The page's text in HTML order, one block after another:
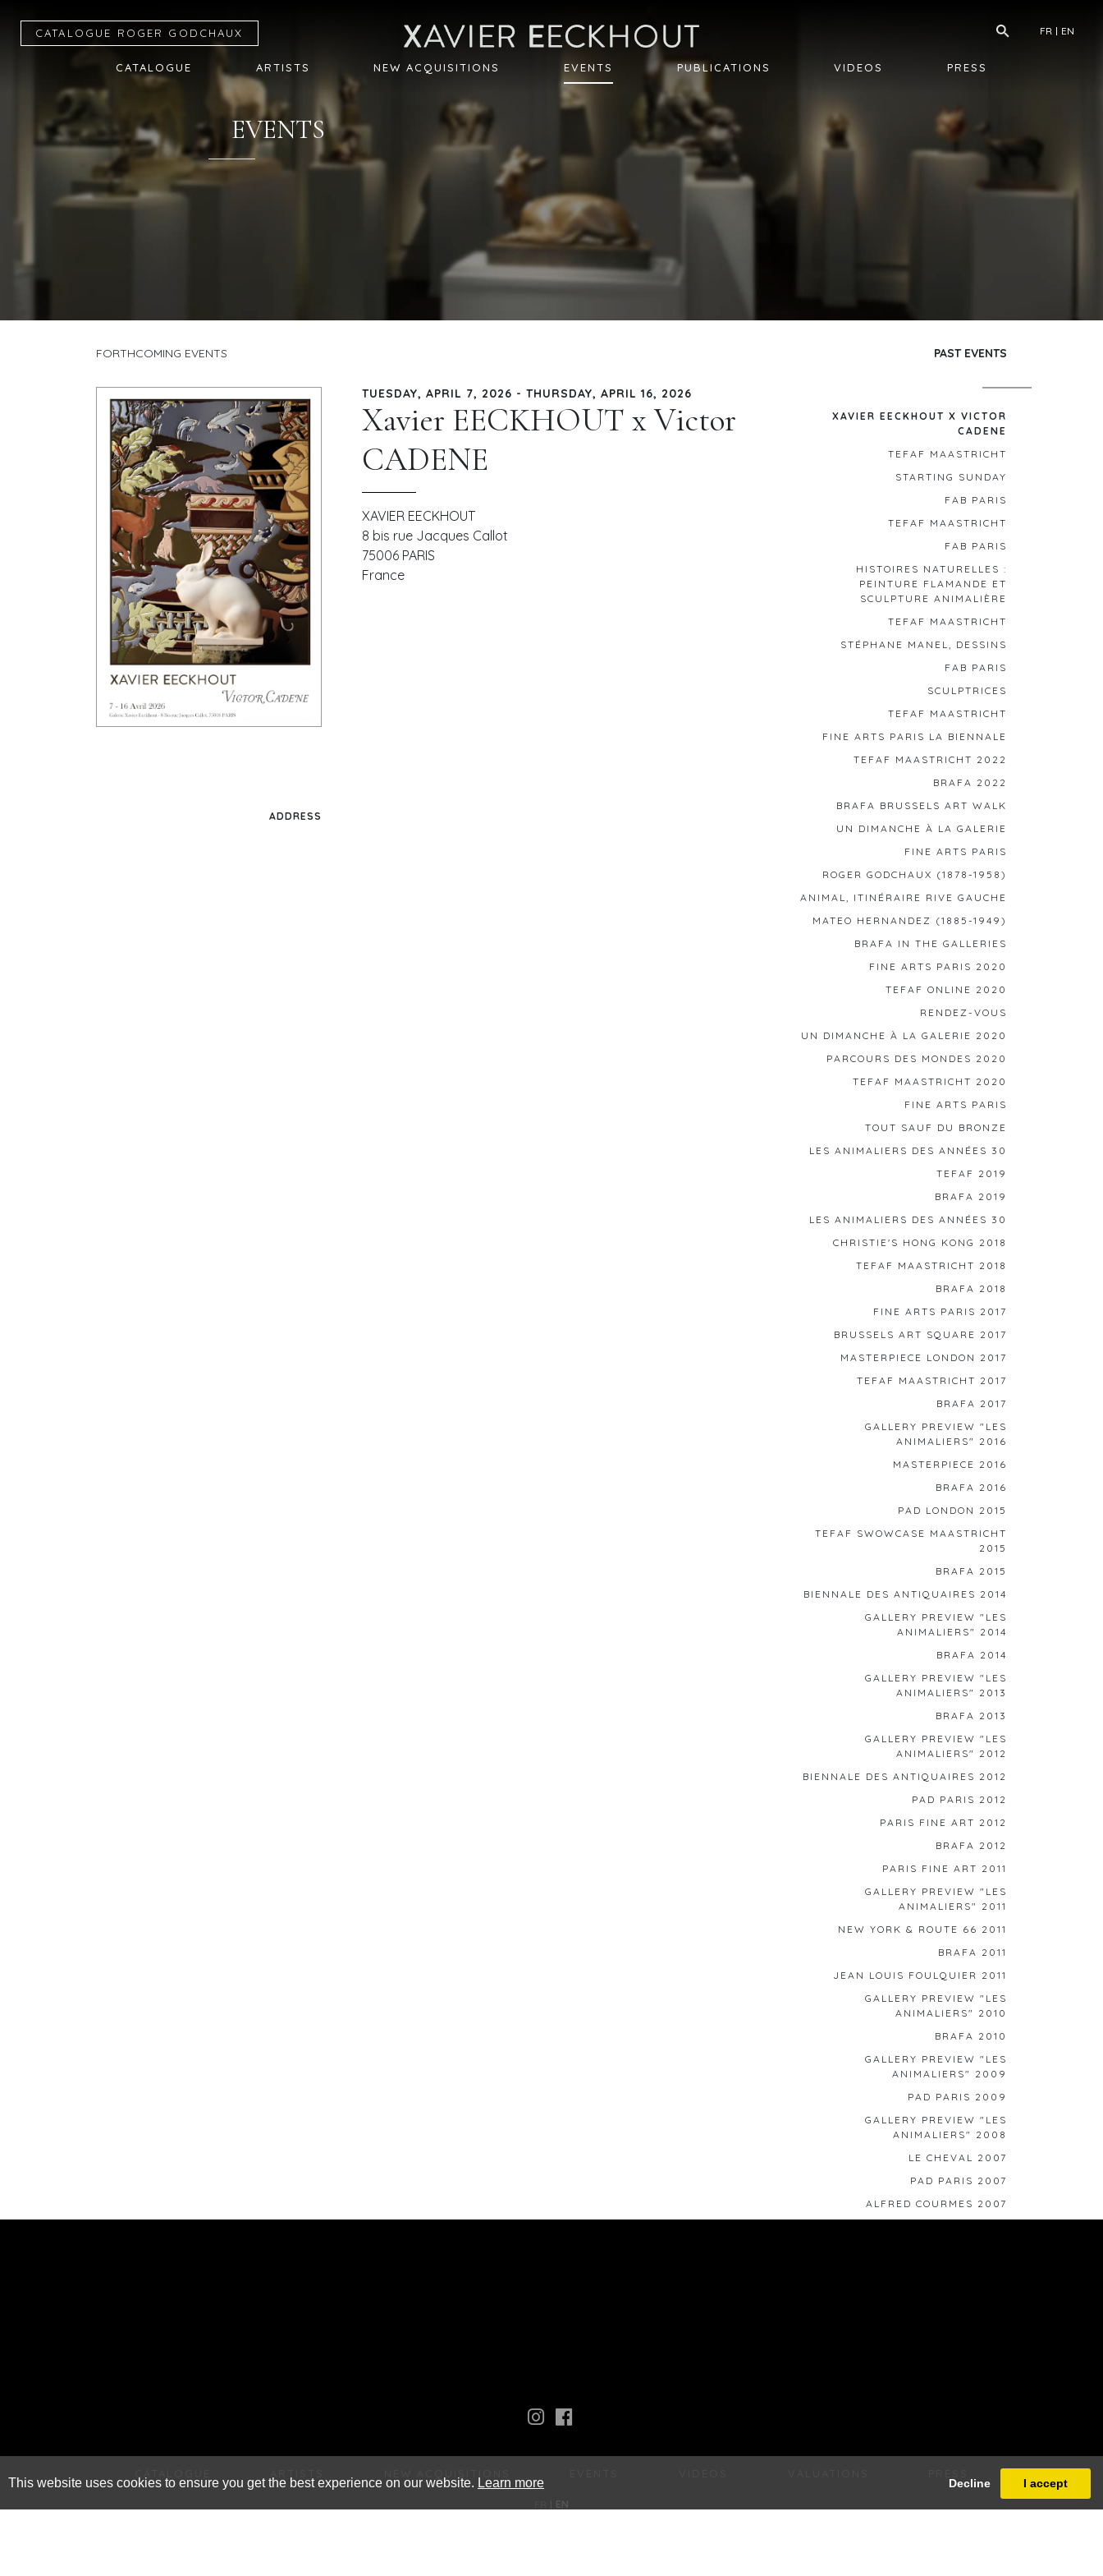
This website uses cookies to ensure you get the best experience on our website. Learn more Decline I accept
FR EN
CATALOGUE ARTISTS NEW ACQUISITIONS EVENTS PUBLICATIONS VIDEOS PRESS
CATALOGUE R OGER G ODCHAUX
EVENTS
FORTHCOMING EVENTS PAST EVENTS
ADDRESS
TUESDAY, APRIL 7, 2026 - THURSDAY, APRIL 16, 2026
Xavier EECKHOUT x Victor
CADENE
XAVIER EECKHOUT
8 bis rue Jacques Callot
75006 PARIS
France
XAVIER EECKHOUT X VICTOR
CADENE
TEFAF MAASTRICHT
STARTING SUNDAY
FAB PARIS
TEFAF MAASTRICHT
FAB PARIS
HISTOIRES NATURELLES :
PEINTURE FLAMANDE ET
SCULPTURE ANIMALIÈRE
TEFAF MAASTRICHT
STÉPHANE MANEL, DESSINS
FAB PARIS
SCULPTRICES
TEFAF MAASTRICHT
FINE ARTS PARIS LA BIENNALE
TEFAF MAASTRICHT 2022
BRAFA 2022
BRAFA BRUSSELS ART WALK
UN DIMANCHE À LA GALERIE
FINE ARTS PARIS
ROGER GODCHAUX (1878-1958)
ANIMAL, ITINÉRAIRE RIVE GAUCHE
MATEO HERNANDEZ (1885-1949)
BRAFA IN THE GALLERIES
FINE ARTS PARIS 2020
TEFAF ONLINE 2020
RENDEZ-VOUS
UN DIMANCHE À LA GALERIE 2020
PARCOURS DES MONDES 2020
TEFAF MAASTRICHT 2020
FINE ARTS PARIS
TOUT SAUF DU BRONZE
LES ANIMALIERS DES ANNÉES 30
TEFAF 2019
BRAFA 2019
LES ANIMALIERS DES ANNÉES 30
CHRISTIE'S HONG KONG 2018
TEFAF MAASTRICHT 2018
BRAFA 2018
FINE ARTS PARIS 2017
BRUSSELS ART SQUARE 2017
MASTERPIECE LONDON 2017
TEFAF MAASTRICHT 2017
BRAFA 2017
GALLERY PREVIEW "LES
ANIMALIERS" 2016
MASTERPIECE 2016
BRAFA 2016
PAD LONDON 2015
TEFAF SWOWCASE MAASTRICHT
2015
BRAFA 2015
BIENNALE DES ANTIQUAIRES 2014
GALLERY PREVIEW "LES
ANIMALIERS" 2014
BRAFA 2014
GALLERY PREVIEW "LES
ANIMALIERS" 2013
BRAFA 2013
GALLERY PREVIEW "LES
ANIMALIERS" 2012
BIENNALE DES ANTIQUAIRES 2012
PAD PARIS 2012
PARIS FINE ART 2012
BRAFA 2012
PARIS FINE ART 2011
GALLERY PREVIEW "LES
ANIMALIERS" 2011
NEW YORK & ROUTE 66 2011
BRAFA 2011
JEAN LOUIS FOULQUIER 2011
GALLERY PREVIEW "LES
ANIMALIERS" 2010
BRAFA 2010
GALLERY PREVIEW "LES
ANIMALIERS" 2009
PAD PARIS 2009
GALLERY PREVIEW "LES
ANIMALIERS" 2008
LE CHEVAL 2007
PAD PARIS 2007
ALFRED COURMES 2007
EN